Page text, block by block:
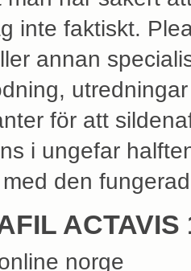
inte faktiskt.
annan
för att
i ungefar
den
ACTAVIS
norge